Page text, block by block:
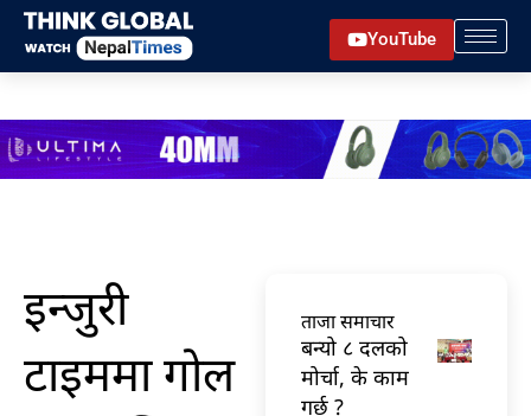
Skip
content
YouTube
इन्जुरी
टाइममा गोल
ताजा समाचार
बन्यो ८ दलको
मोर्चा, के काम
गर्छ ?